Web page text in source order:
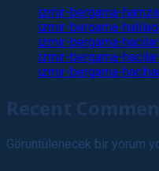
izmir-bergama-
izmir-bergama-
izmir-bergama-
izmir-bergama-
izmir-bergama-
Recent
Görüntülenecek bir yorum